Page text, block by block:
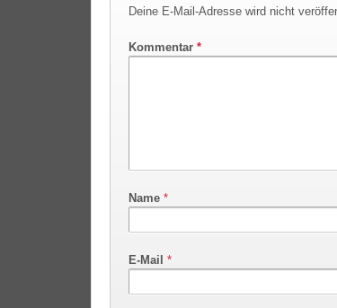
Deine E-Mail-Adresse wird nicht
Kommentar *
Name *
E-Mail *